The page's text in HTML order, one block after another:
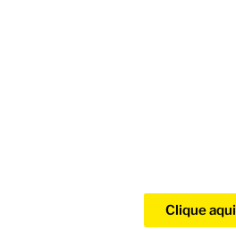
Clique aqui